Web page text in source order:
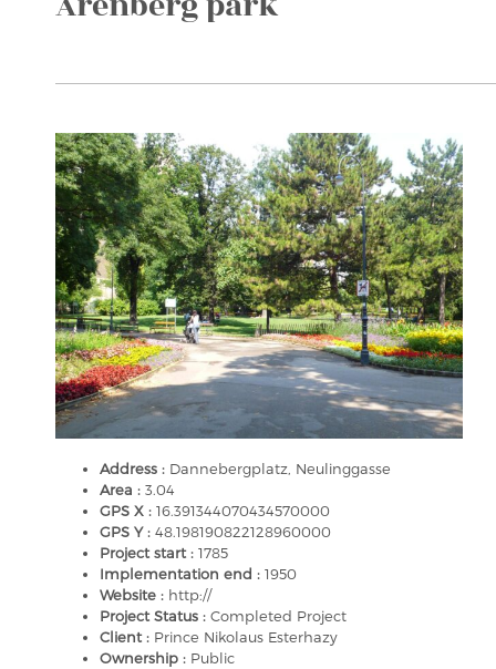
Address : Dannebergplatz, Neulinggasse
Area : 3.04
GPS X : 16.391344070434570000
GPS Y : 48.198190822128960000
Project start : 1785
Implementation end : 1950
Website : http://
Project Status : Completed Project
Client : Prince Nikolaus Esterhazy
Ownership : Public